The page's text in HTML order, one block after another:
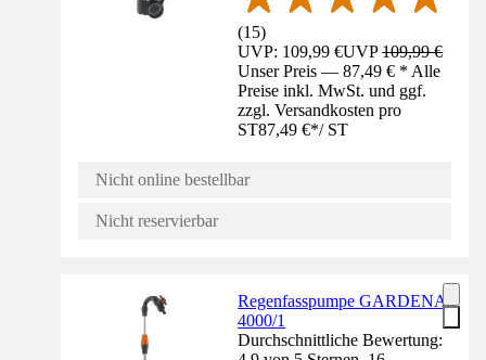
(15)
UVP: 109,99 €UVP109,99 €
Unser Preis — 87,49 € * Alle
Preise inkl. MwSt. und ggf.
zzgl. Versandkosten pro
ST87,49 €*/ ST
Nicht online bestellbar
Nicht reservierbar
Regenfasspumpe GARDENA
4000/1
Durchschnittliche Bewertung: